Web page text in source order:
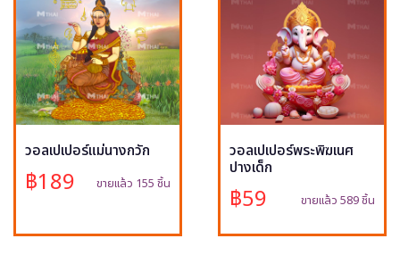
วอลเปเปอร์แม่นางกวัก
฿189 ขายแล้ว 155 ชิ้น
วอลเปเปอร์พระพิฆเนศ
ปางเด็ก
฿59 ขายแล้ว 589 ชิ้น